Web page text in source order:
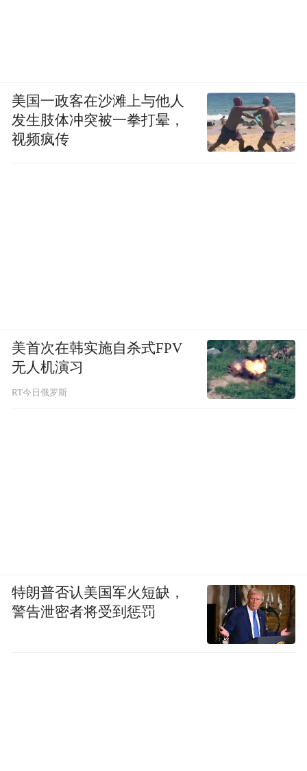
美国一政客在沙滩上与他人
发生肢体冲突被一拳打晕，
视频疯传
美首次在韩实施自杀式FPV
无人机演习
RT今日俄罗斯
特朗普否认美国军火短缺，
警告泄密者将受到惩罚